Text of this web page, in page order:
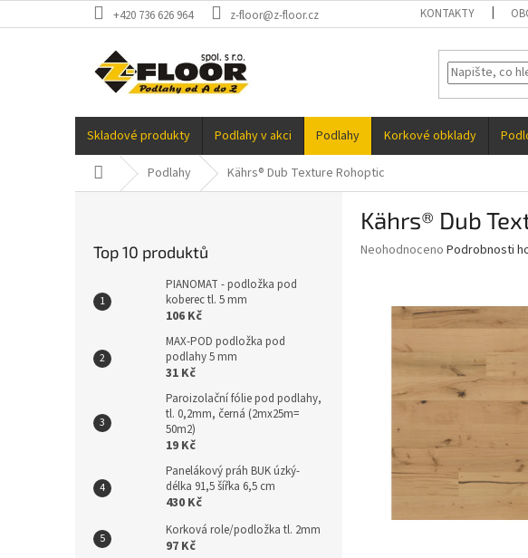
na
+420 736 626 964 z-floor@z-floor.cz KONTAKTY
Skladové produkty Podlahy v akci Podlahy Korkové obklady
Domů Podlahy Kährs® Dub Texture Rohoptic
Top 10 produktů
PIANOMAT - podložka pod
koberec tl. 5 mm
106 Kč
MAX-POD podložka pod
podlahy 5 mm
31 Kč
Paroizolační fólie pod podlahy,
tl. 0,2mm, černá (2mx25m=
50m2)
19 Kč
Panelákový práh BUK úzký-
délka 91,5 šířka 6,5 cm
430 Kč
Korková role/podložka tl. 2mm
97 Kč
Kährs® Dub
Průměrné
hvězdiček.
Neohodnoceno Podrobnosti